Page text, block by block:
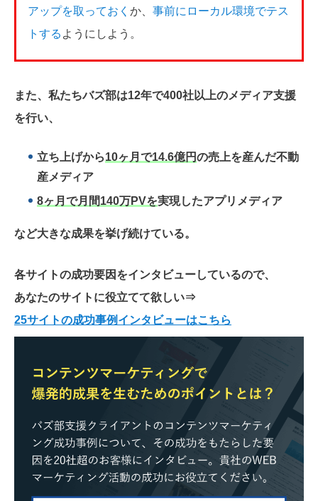
アップを取っておく か、 事前にローカル環境でテス
トする ようにしよう。
また、私たちバズ部は12年で400社以上のメディア支援
を行い、
立ち上げから10ヶ月で14.6億円の売上を産んだ不動
産メディア
8ヶ月で月間140万PVを実現したアプリメディア
など大きな成果を挙げ続けている。
各サイトの成功要因をインタビューしているので、
あなたのサイトに役立てて欲しい⇒
25サイトの成功事例インタビューはこちら